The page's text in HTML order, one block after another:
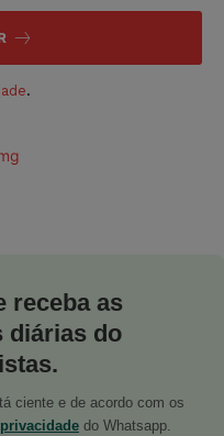
.
receba as
diárias do
ciente e de acordo com os
privacidade do Whatsapp.